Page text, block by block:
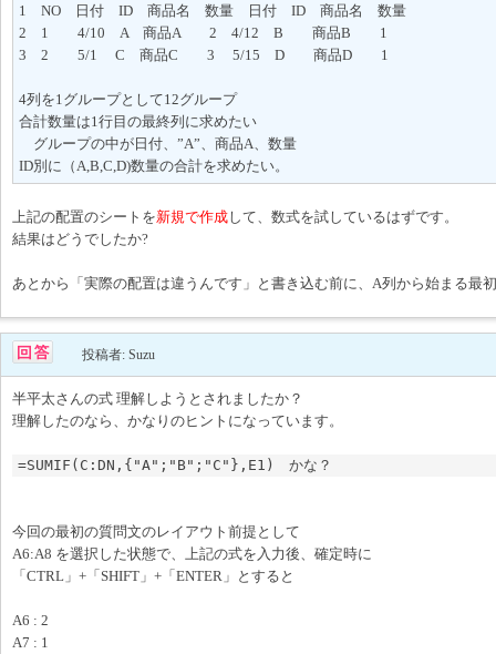
1 NO 日付 ID 商品名 数量 日付 ID 商品名 数量
2 1 4/10 A 商品A 2 4/12 B 商品B 1
3 2 5/1 C 商品C 3 5/15 D 商品D 1
4列を1グループとして12グループ
合計数量は1行目の最終列に求めたい
グループの中が日付、”A”、商品A、数量
ID別に（A,B,C,D)数量の合計を求めたい。
上記の配置のシートを新規で作成して、数式を試しているはずです。
結果はどうでしたか?
あとから「実際の配置は違うんです」と書き込む前に、A列から始まる最
投稿者: Suzu
半平太さんの式 理解しようとされましたか？
理解したのなら、かなりのヒントになっています。
=SUMIF(C:DN,{"A";"B";"C"},E1)　かな？
今回の最初の質問文のレイアウト前提として
A6:A8 を選択した状態で、上記の式を入力後、確定時に
「CTRL」+「SHIFT」+「ENTER」とすると
A6 : 2
A7 : 1